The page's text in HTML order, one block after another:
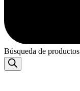
Búsqueda de productos